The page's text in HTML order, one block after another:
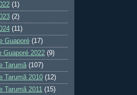
(1)
(2)
(11)
Guaporé (17)
Guaporé 2022 (9)
Tarumã (107)
Tarumã 2010 (12)
Tarumã 2011 (15)